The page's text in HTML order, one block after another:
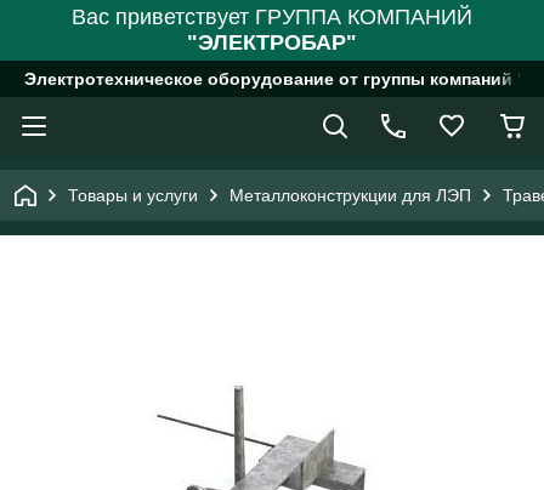
Вас приветствует ГРУППА КОМПАНИЙ
"ЭЛЕКТРОБАР"
Электротехническое оборудование от группы компаний
Товары и услуги Металлоконструкции для ЛЭП